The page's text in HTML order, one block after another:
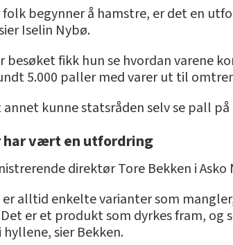
folk begynner å hamstre, er det en
Iselin Nybø.
besøket fikk hun se hvordan varene
5.000 paller med varer ut til
annet kunne statsråden selv se pall
vært en utfordring
direktør Tore Bekken i
er alltid enkelte varianter som
er et produkt som dyrkes fram, og
sier Bekken.